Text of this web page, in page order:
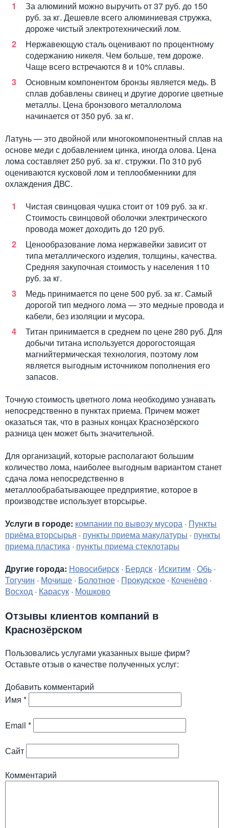
За алюминий можно выручить от 37 руб. до 150
руб. за кг. Дешевле всего алюминиевая стружка,
дороже чистый электротехнический лом.
Нержавеющую сталь оценивают по процентному
содержанию никеля. Чем больше, тем дороже.
Чаще всего встречаются 8 и 10% сплавы.
Основным компонентом бронзы является медь. В
сплав добавлены свинец и другие дорогие цветные
металлы. Цена бронзового металлолома
начинается от 350 руб. за кг.
Латунь — это двойной или многокомпонентный сплав на
основе меди с добавлением цинка, иногда олова. Цена
лома составляет 250 руб. за кг. стружки. По 310 руб
оцениваются кусковой лом и теплообменники для
охлаждения ДВС.
Чистая свинцовая чушка стоит от 109 руб. за кг.
Стоимость свинцовой оболочки электрического
провода может доходить до 120 руб.
Ценообразование лома нержавейки зависит от
типа металлического изделия, толщины, качества.
Средняя закупочная стоимость у населения 110
руб. за кг.
Медь принимается по цене 500 руб. за кг. Самый
дорогой тип медного лома — это медные провода и
кабели, без изоляции и мусора.
Титан принимается в среднем по цене 280 руб. Для
добычи титана используется дорогостоящая
магнийтермическая технология, поэтому лом
является выгодным источником пополнения его
запасов.
Точную стоимость цветного лома необходимо узнавать
непосредственно в пунктах приема. Причем может
оказаться так, что в разных концах Краснозёрского
разница цен может быть значительной.
Для организаций, которые располагают большим
количество лома, наиболее выгодным вариантом станет
сдача лома непосредственно в
металлообрабатывающее предприятие, которое в
производстве использует вторсырье.
Услуги в городе: компании по вывозу мусора · Пункты
приёма вторсырья · пункты приема макулатуры · пункты
приема пластика · пункты приема стеклотары
Другие города: Новосибирск · Бердск · Искитим · Обь ·
Тогучин · Мочище · Болотное · Прокудское · Коченёво ·
Восход · Карасук · Мошково
Отзывы клиентов компаний в
Краснозёрском
Пользовались услугами указанных выше фирм?
Оставьте отзыв о качестве полученных услуг:
Добавить комментарий
Имя *
Email *
Сайт
Комментарий